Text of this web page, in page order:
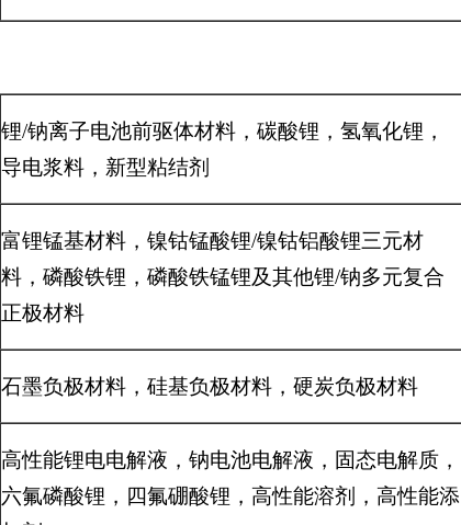
锂/钠离子电池前驱体材料，碳酸锂，氢氧化锂，
导电浆料，新型粘结剂
富锂锰基材料，镍钴锰酸锂/镍钴铝酸锂三元材
料，磷酸铁锂，磷酸铁锰锂及其他锂/钠多元复合
正极材料
石墨负极材料，硅基负极材料，硬炭负极材料
高性能锂电电解液，钠电池电解液，固态电解质，
六氟磷酸锂，四氟硼酸锂，高性能溶剂，高性能添